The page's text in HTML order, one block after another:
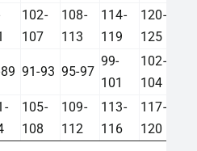
102-
107
108-
113
114-
119
120-
125
91-93 95-97
99-
101
102-
104
105-
108
109-
112
113-
116
117-
120